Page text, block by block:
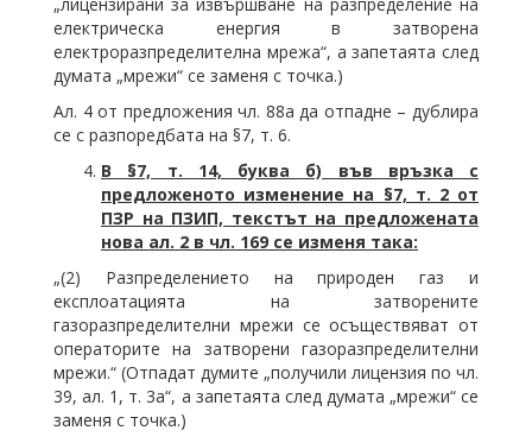
електрическа енергия в затворена
електроразпределителна мрежа“, а запетаята след
думата „мрежи“ се заменя с точка.)
Ал. 4 от предложения чл. 88а да отпадне – дублира
се с разпоредбата на §7, т. 6.
В §7, т. 14, буква б) във връзка с
предложеното изменение на §7, т. 2 от
ПЗР на ПЗИП, текстът на предложената
нова ал. 2 в чл. 169 се изменя така:
„(2) Разпределението на природен газ и
експлоатацията на затворените
газоразпределителни мрежи се осъществяват от
операторите на затворени газоразпределителни
мрежи.“ (Отпадат думите „получили лицензия по чл.
39, ал. 1, т. 3а“, а запетаята след думата „мрежи“ се
заменя с точка.)